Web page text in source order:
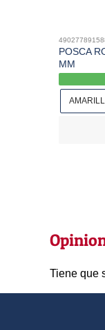
POSCA
MM
Tiene que